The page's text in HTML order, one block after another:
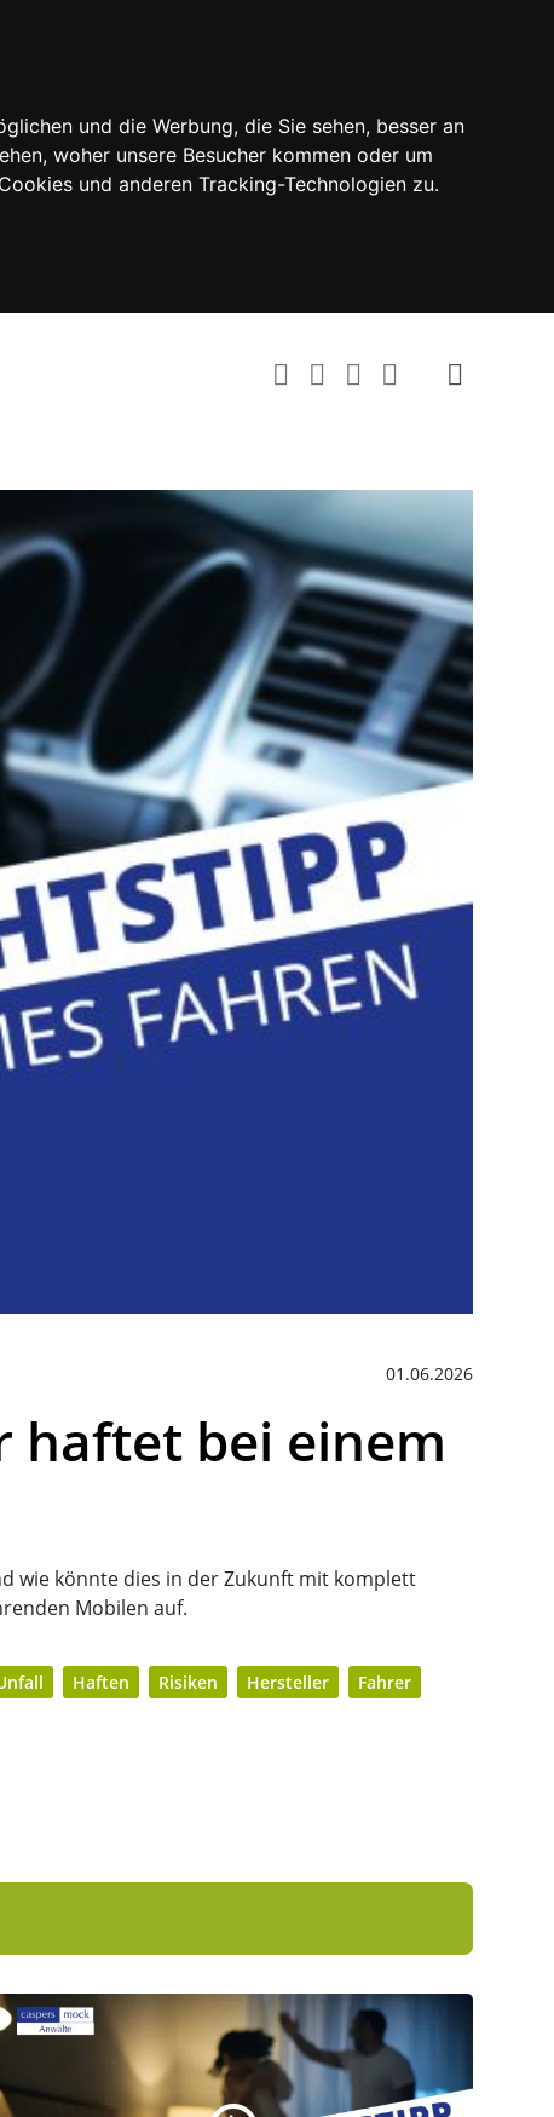
und die Werbung, die Sie sehen, besser an
woher unsere Besucher kommen oder um
und anderen Tracking-Technologien zu.
01.06.2026
haftet bei einem
wie könnte dies in der Zukunft mit komplett
Mobilen auf.
Haften Risiken Hersteller
Fahrer